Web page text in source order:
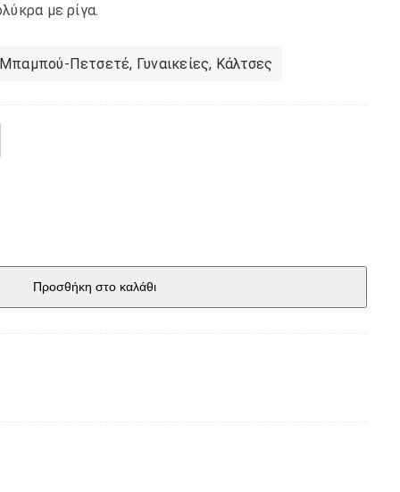
με ρίγα.
Πετσετέ, Γυναικείες, Κάλτσες
Προσθήκη στο καλάθι